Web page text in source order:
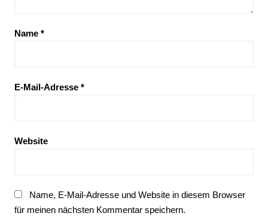
Name *
E-Mail-Adresse *
Website
Name, E-Mail-Adresse und Website in diesem Browser
für meinen nächsten Kommentar speichern.